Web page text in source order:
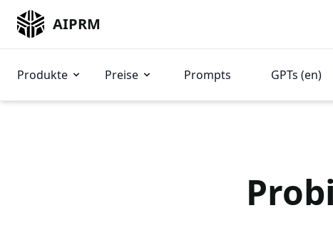
AIPRM
Produkte Preise Prompts GPTs (en)